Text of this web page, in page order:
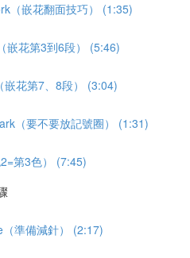
（嵌花翻面技巧） (1:35)
嵌花第3到6段） (5:46)
花第7、8段） (3:04)
（要不要放記號圈） (1:31)
第3色） (7:45)
準備減針） (2:17)